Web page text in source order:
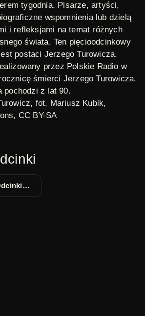
tygodnia. Pisarze, artyści,
wspomnienia lub dzielą
i refleksjami na temat różnych
świata. Ten pięcioodcinkowy
postaci Jerzego Turowicza.
przez Polskie Radio w
śmierci Jerzego Turowicza.
pochodzi z lat 90.
fot. Mariusz Kubik,
, CC BY-SA
Odcinki 1 - 5